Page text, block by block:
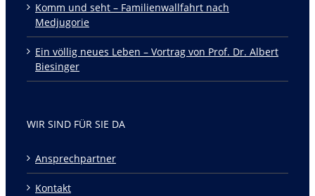
Komm und seht – Familienwallfahrt nach
Medjugorie
Ein völlig neues Leben – Vortrag von Prof. Dr. Albert
Biesinger
WIR SIND FÜR SIE DA
Ansprechpartner
Kontakt